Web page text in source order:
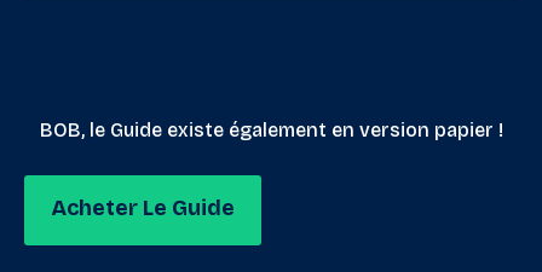
BOB, le Guide existe également en version papier !
Acheter Le Guide